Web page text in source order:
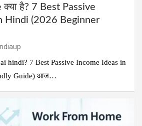
है? 7 Best Passive
Hindi (2026 Beginner
hindi? 7 Best Passive Income Ideas in
Guide) आज…